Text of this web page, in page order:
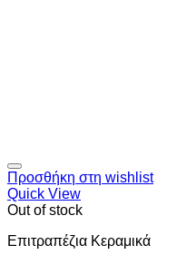
Προσθήκη στη wishlist
Quick View
Out of stock
Επιτραπέζια Κεραμικά